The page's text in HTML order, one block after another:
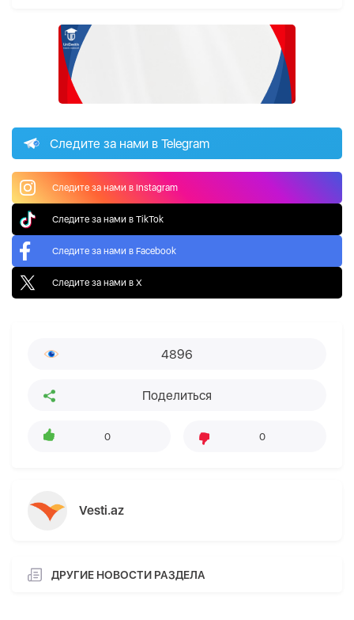
Следите за нами в Telegram
Следите за нами в Instagram
Следите за нами в TikTok
Следите за нами в Facebook
Следите за нами в X
4896
Поделиться
0 0
Vesti.az
ДРУГИЕ НОВОСТИ РАЗДЕЛА